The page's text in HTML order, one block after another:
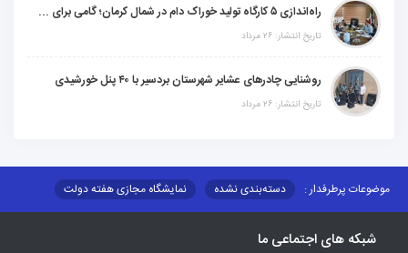
راه‌اندازی ۵ کارگاه تولید خوراک دام در شمال کرمان؛ گامی برای خودکفایی عشایر و برندسازی محصولات دامی
تاریخ انتشار: ۲۶ مرداد
روشنایی چادرهای عشایر شهرستان بردسیر با ۴۰ پنل خورشیدی
تاریخ انتشار: ۲۶ مرداد
موضوعات پرطرفدار : دسته‌بندی نشده
نمایشگاه مجازی هفته دولت
مزایدات و مناقصات
محتوای کانون توسعهشبکه های اجتماعی ما